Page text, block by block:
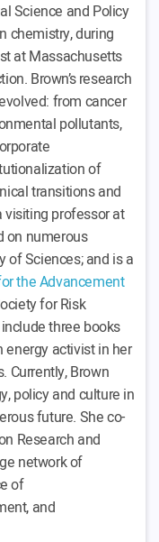
Science and Policy
chemistry, during
at Massachusetts
Brown’s research
from cancer
pollutants,
of
transitions and
professor at
on numerous
Sciences; and is a
the Advancement
for Risk
three books
energy activist in her
Currently, Brown
policy and culture in
future. She co-
Research and
network of
of
and